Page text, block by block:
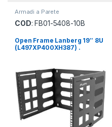
Armadi a Parete
COD: FB01-5408-10B
Open Frame Lanberg 19″ 8U
(L497XP400XH387) .